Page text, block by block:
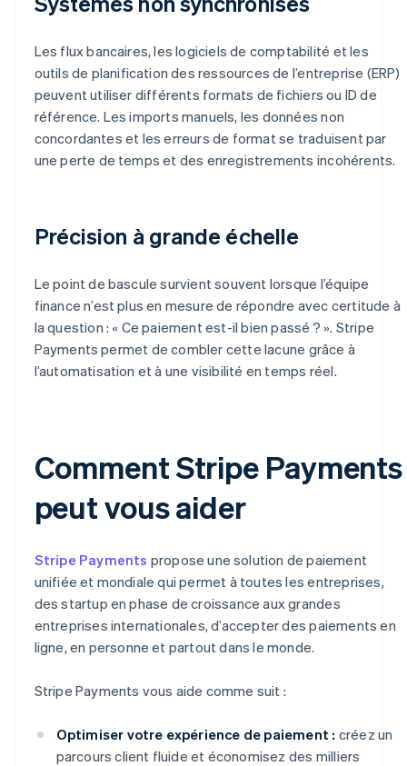
Les flux bancaires, les logiciels de comptabilité et les
outils de planification des ressources de l’entreprise (ERP)
peuvent utiliser différents formats de fichiers ou ID de
référence. Les imports manuels, les données non
concordantes et les erreurs de format se traduisent par
une perte de temps et des enregistrements incohérents.
Précision à grande échelle
Le point de bascule survient souvent lorsque l’équipe
finance n’est plus en mesure de répondre avec certitude à
la question : « Ce paiement est-il bien passé ? ». Stripe
Payments permet de combler cette lacune grâce à
l’automatisation et à une visibilité en temps réel.
Comment Stripe Payments
peut vous aider
Stripe Payments propose une solution de paiement
unifiée et mondiale qui permet à toutes les entreprises,
des startup en phase de croissance aux grandes
entreprises internationales, d’accepter des paiements en
ligne, en personne et partout dans le monde.
Stripe Payments vous aide comme suit :
Optimiser votre expérience de paiement : créez un
parcours client fluide et économisez des milliers